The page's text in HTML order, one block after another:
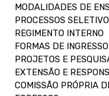
MODALIDADES DE
PROCESSOS
REGIMENTO INTERNO
FORMAS DE INGRESSO
PROJETOS E
EXTENSÃO E
COMISSÃO PRÓPRIA